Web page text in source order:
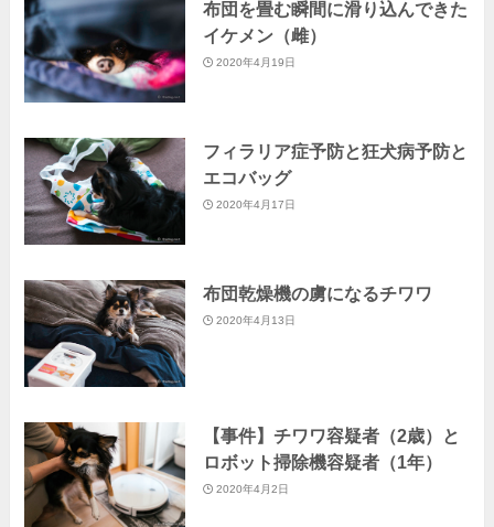
布団を畳む瞬間に滑り込んできた
イケメン（雌）
2020年4月19日
フィラリア症予防と狂犬病予防と
エコバッグ
2020年4月17日
布団乾燥機の虜になるチワワ
2020年4月13日
【事件】チワワ容疑者（2歳）と
ロボット掃除機容疑者（1年）
2020年4月2日